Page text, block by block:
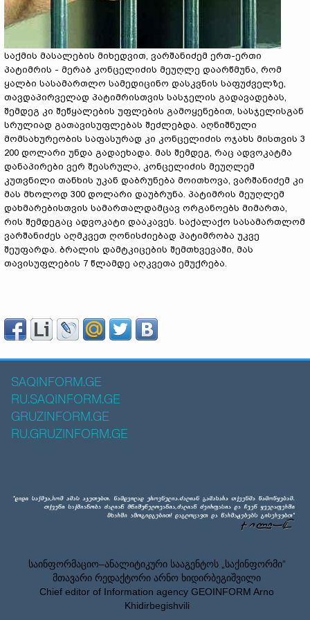
საქმის მასალების მიხედვით, ვარშანიძემ ერთ-ერთი
პატიმრის - მერაბ კონცელიძის მეუღლე დაარწმუნა, რომ
ყალბი სასამართლო სამედიცინო დასკვნის საფუძველზე,
თავდაპირველად პატიმრისთვის სასჯელის გადავადებას,
შემდეგ კი შეწყალების უფლების გამოყენებით, სასჯელისგან
სრულიად გათავისუფლებას შეძლებდა. აღნიშნული
მომსახურეობის საფასურად კი კონცელიძის ოჯახს მისთვის 3
200 დოლარი უნდა გადაეხადა. მას შემდეგ, რაც ადვოკატმა
დანაპირები ვერ შეასრულა, კონცელიძის მეუღლემ
კუთვნილი თანხის უკან დაბრუნება მოითხოვა, ვარშანიძემ კი
მას მხოლოდ 300 დოლარი დაუბრუნა. პატიმრის მეუღლემ
დახმარებისთვის სამართალდამცავ ორგანოებს მიმართა,
რის შემდეგაც ადვოკატი დააკავეს. საქალაქო სასამართლომ
ვარშანიძეს აღმკვეთ ღონისძიებად პატიმრობა უკვე
შეუფარდა. ბრალის დამტკიცების შემთხვევაში, მას
თავისუფლების 7 წლამდე აღკვეთა ემუქრება.
SAQINFORM.GE
RU.SAQINFORM.GE
GRUZINFORM.GE
RU.GRUZINFORM.GE
საინფორმაციო–ანალიტიკური სააგენტოს „საქინფორმი”
მთავარი რედაქტორი არნო ხიდირბეგიშვილი
Chief editor of Information agency GEOINFORM Arno
Khidirbegishvili